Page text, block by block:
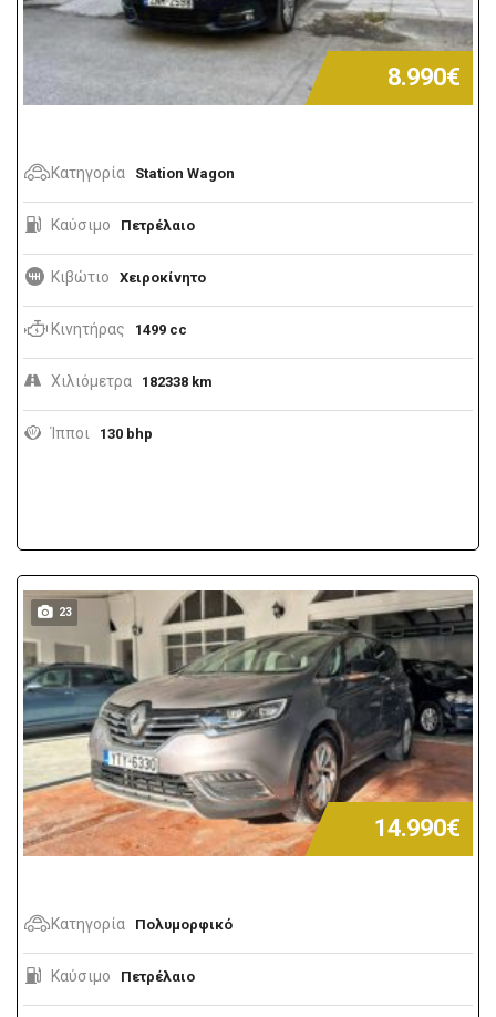
8.990€
Κατηγορία Station Wagon
Καύσιμο Πετρέλαιο
Κιβώτιο Χειροκίνητο
Κινητήρας 1499 cc
Χιλιόμετρα 182338 km
Ίπποι 130 bhp
23
14.990€
Κατηγορία Πολυμορφικό
Καύσιμο Πετρέλαιο